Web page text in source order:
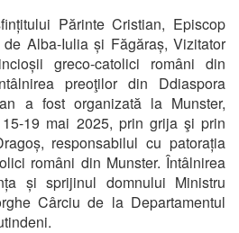
Părinte Cristian, Episcop
Alba-Iulia și Făgăraș, Vizitator
greco-catolici români din
preoţilor din Ddiaspora
a fost organizată la Munster,
19 mai 2025, prin grija şi prin
responsabilul cu patorația
români din Munster. Întâlnirea
și sprijinul domnului Ministru
Cârciu de la Departamentul